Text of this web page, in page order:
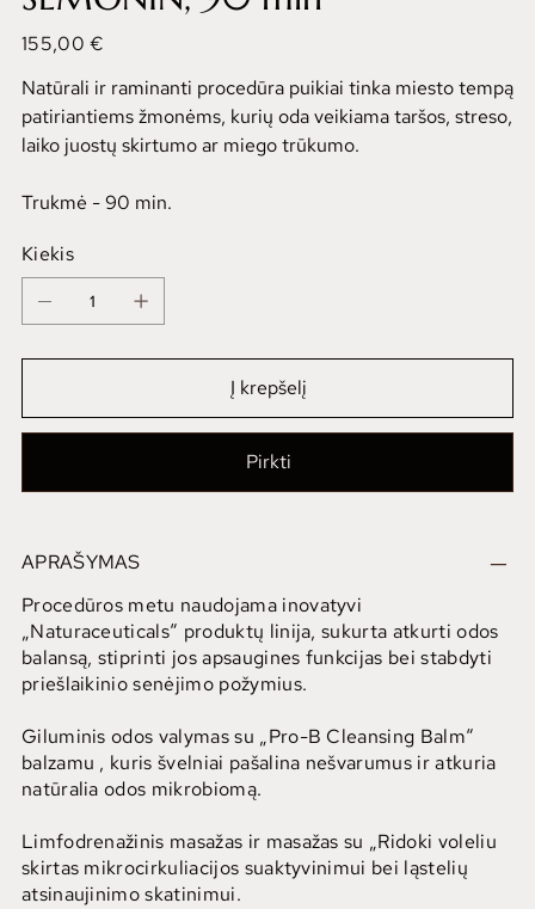
Kaina
155,00 €
Natūrali ir raminanti procedūra puikiai tinka miesto tempą
patiriantiems žmonėms, kurių oda veikiama taršos, streso,
laiko juostų skirtumo ar miego trūkumo.
Trukmė - 90 min.
Kiekis
Į krepšelį
Pirkti
APRAŠYMAS
Procedūros metu naudojama inovatyvi
„Naturaceuticals“ produktų linija, sukurta atkurti odos
balansą, stiprinti jos apsaugines funkcijas bei stabdyti
priešlaikinio senėjimo požymius.
Giluminis odos valymas su „Pro-B Cleansing Balm“
balzamu , kuris švelniai pašalina nešvarumus ir atkuria
natūralia odos mikrobiomą.
Limfodrenažinis masažas ir masažas su „Ridoki voleliu
skirtas mikrocirkuliacijos suaktyvinimui bei ląstelių
atsinaujinimo skatinimui.